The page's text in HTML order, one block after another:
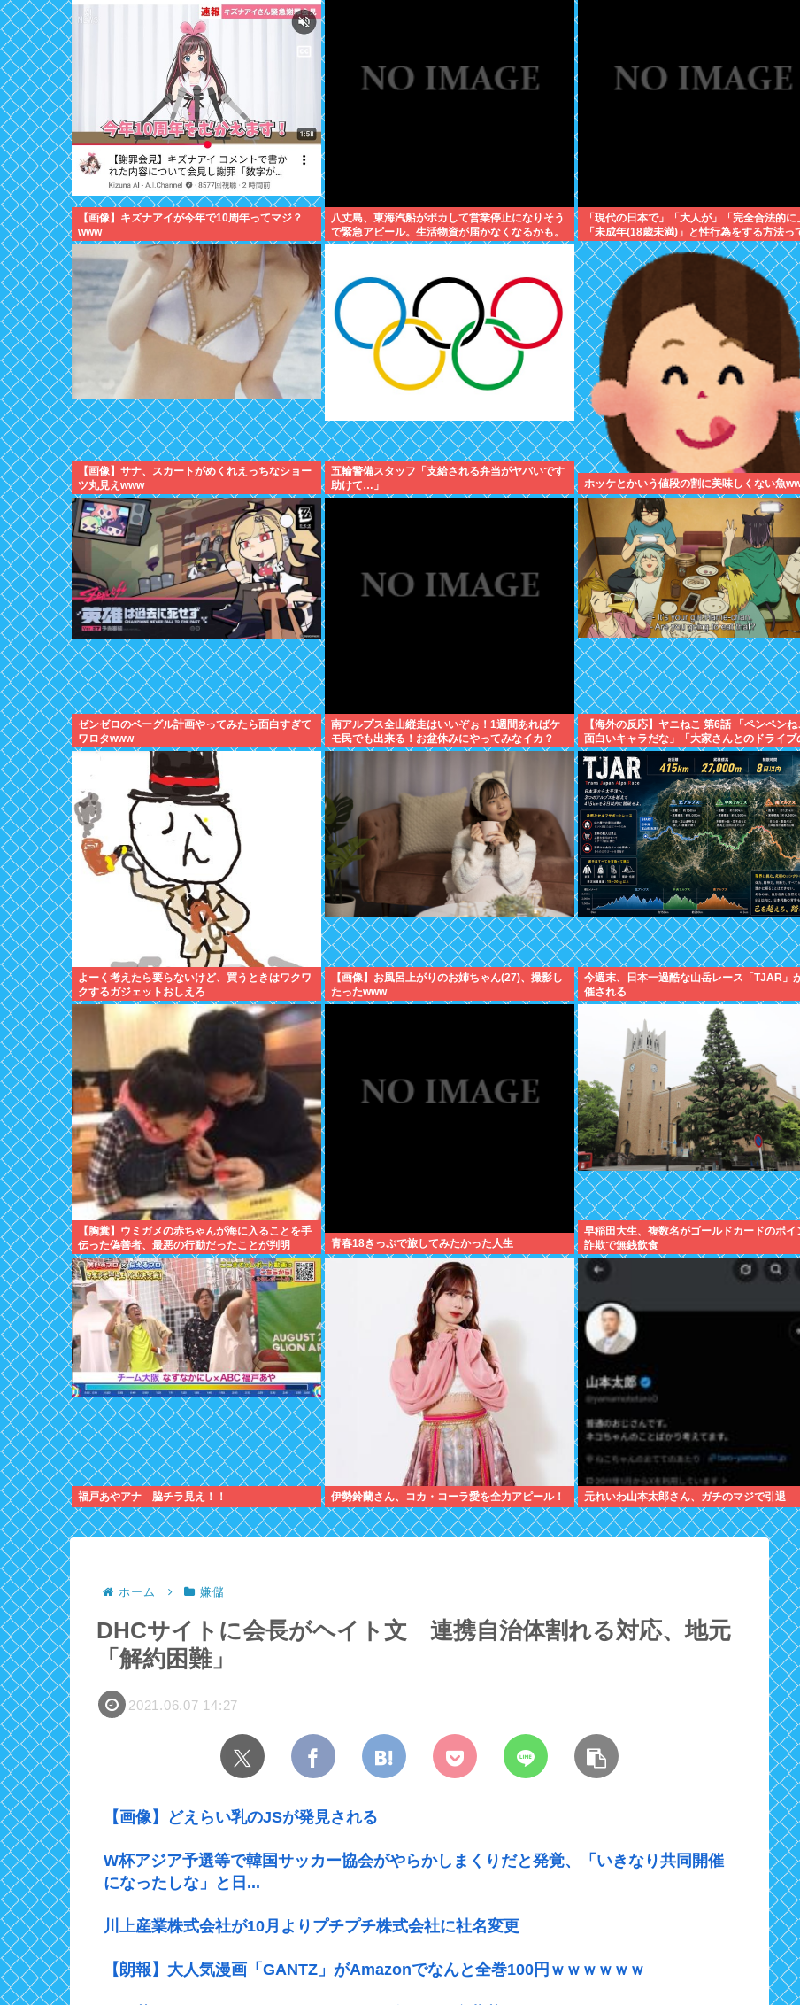
【画像】キズナアイが今年で10周年ってマジ？
www
八丈島、東海汽船がポカして営業停止になりそう
で緊急アピール。生活物資が届かなくなるかも。
アシタバ以外に食うものがねえ
「現代の日本で」「大人が」「完全合法的に
「未成年(18歳未満)」と性行為をする方法っ
るの？
【画像】サナ、スカートがめくれえっちなショー
ツ丸見えwww
五輪警備スタッフ「支給される弁当がヤバいです
助けて…」
ホッケとかいう値段の割に美味しくない魚
ゼンゼロのベーグル計画やってみたら面白すぎて
ワロタwww
南アルプス全山縦走はいいぞぉ！1週間あればケ
モ民でも出来る！お盆休みにやってみなイカ？
【海外の反応】ヤニねこ 第6話 「ペンペン
面白いキャラだな」「大家さんとのドライブ
ーン、リアルすぎて辛かった」
よーく考えたら要らないけど、買うときはワクワ
クするガジェットおしえろ
【画像】お風呂上がりのお姉ちゃん(27)、撮影し
たったwww
今週末、日本一過酷な山岳レース「TJAR」
催される
【胸糞】ウミガメの赤ちゃんが海に入ることを手
伝った偽善者、最悪の行動だったことが判明
青春18きっぷで旅してみたかった人生
早稲田大生、複数名がゴールドカードのポイ
詐欺で無銭飲食
福戸あやアナ 脇チラ見え！！ 伊勢鈴蘭さん、コカ・コーラ愛を全力アピール！ 元れいわ山本太郎さん、ガチのマジで引退
ホーム 嫌儲
DHCサイトに会長がヘイト文 連携自治体割れる対応、地元
「解約困難」
2021.06.07 14:27
【画像】どえらい乳のJSが発見される
W杯アジア予選等で韓国サッカー協会がやらかしまくりだと発覚、「いきなり共同開催
になったしな」と日...
川上産業株式会社が10月よりプチプチ株式会社に社名変更
【朗報】大人気漫画「GANTZ」がAmazonでなんと全巻100円ｗｗｗｗｗｗ